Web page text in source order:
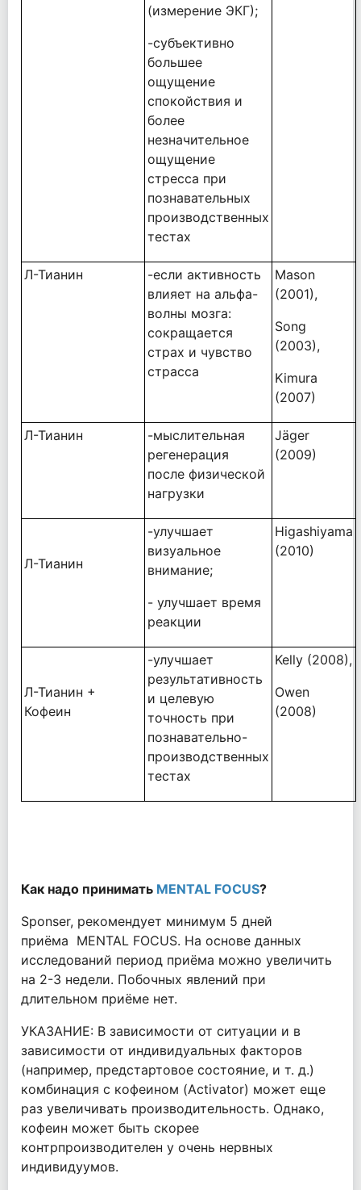
(измерение ЭКГ);
-субъективно
большее
ощущение
спокойствия и
более
незначительное
ощущение
стресса при
познавательных
производственных
тестах
Л-Тианин
-если активность
влияет на альфа-
волны мозга:
сокращается
страх и чувство
страсса
Mason
(2001),
Song
(2003),
Kimura
(2007)
Л-Тианин
-мыслительная
регенерация
после физической
нагрузки
Jäger
(2009)
Л-Тианин
-улучшает
визуальное
внимание;
- улучшает время
реакции
Higashiyama
(2010)
Л-Тианин +
Кофеин
-улучшает
результативность
и целевую
точность при
познавательно-
производственных
тестах
Kelly (2008),
Owen
(2008)
Как надо принимать MENTAL FOCUS?
Sponser, рекомендует минимум 5 дней
приёма MENTAL FOCUS. На основе данных
исследований период приёма можно увеличить
на 2-3 недели. Побочных явлений при
длительном приёме нет.
УКАЗАНИЕ: В зависимости от ситуации и в
зависимости от индивидуальных факторов
(например, предстартовое состояние, и т. д.)
комбинация с кофеином (Activator) может еще
раз увеличивать производительность. Однако,
кофеин может быть скорее
контрпроизводителен у очень нервных
индивидуумов.